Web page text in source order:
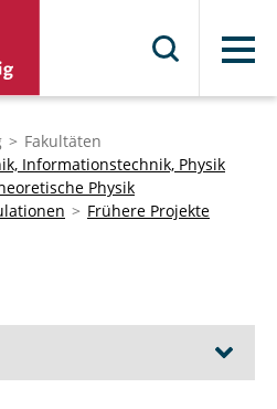
Menü
Fakultäten
Informationstechnik, Physik
Physik
Frühere Projekte